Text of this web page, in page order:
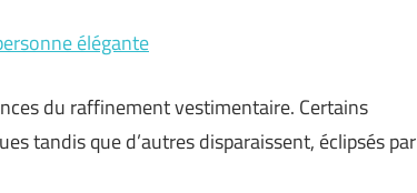
élégante
du raffinement vestimentaire. Certains
tandis que d’autres disparaissent, éclipsés par